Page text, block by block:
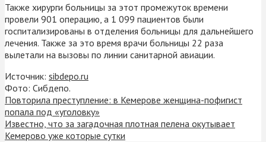
Также хирурги больницы за этот промежуток времени
провели 901 операцию, а 1 099 пациентов были
госпитализированы в отделения больницы для дальнейшего
лечения. Также за это время врачи больницы 22 раза
вылетали на вызовы по линии санитарной авиации.
Источник: sibdepo.ru
Фото: Сибдепо.
Повторила преступление: в Кемерове женщина-пофигист
попала под «уголовку»
Известно, что за загадочная плотная пелена окутывает
Кемерово уже которые сутки